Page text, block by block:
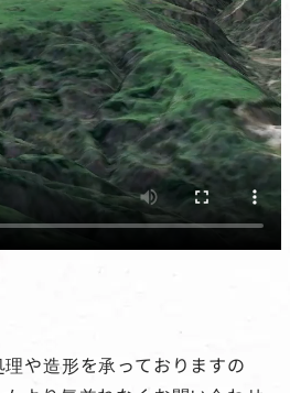
や造形を承っておりますの